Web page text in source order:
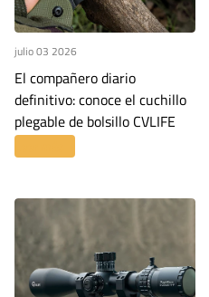
julio 03 2026
El compañero diario
definitivo: conoce el cuchillo
plegable de bolsillo CVLIFE